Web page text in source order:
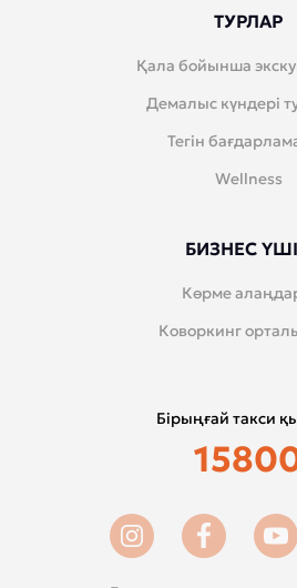
ТУРЛАР
Қала бойынша
Демалыс күндері
Тегін
Wellness
БИЗНЕС
Көрме
Коворкинг
Бірыңғай такси